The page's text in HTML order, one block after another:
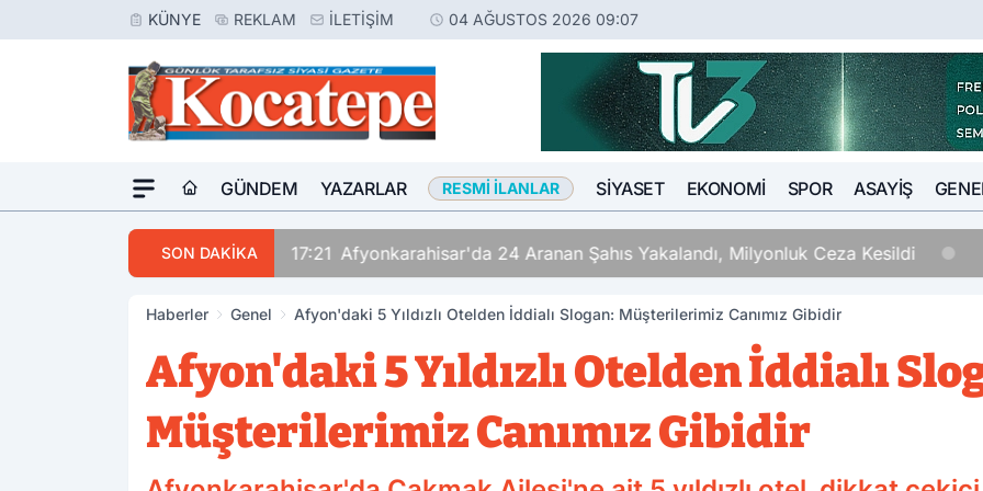
KÜNYE REKLAM İLETIŞIM 04 AĞUSTOS 2026 09:07
GÜNDEM YAZARLAR RESMI İLANLAR SIYASET EKONOMI SPOR ASAYIŞ
SON DAKİKA 17:21 Afyonkarahisar'da 24 Aranan Şahıs Yakalandı, Milyonluk Ceza Kesildi
Haberler Genel Afyon'daki 5 Yıldızlı Otelden İddialı Slogan: Müşterilerimiz Canımız Gibidir
Afyon'daki 5 Yıldızlı Otelden İddialı
Müşterilerimiz Canımız Gibidir